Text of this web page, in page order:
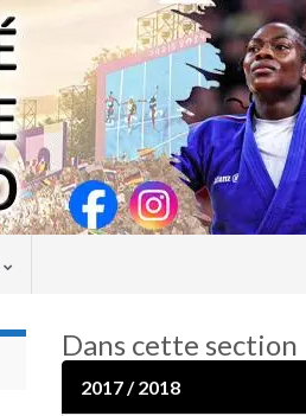
Dans cette section
2017 / 2018